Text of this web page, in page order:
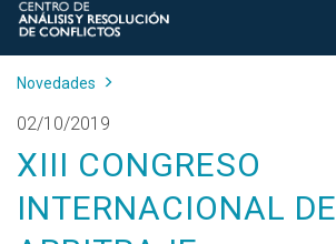
Novedades
02/10/2019
XIII CONGRESO
INTERNACIONAL DE